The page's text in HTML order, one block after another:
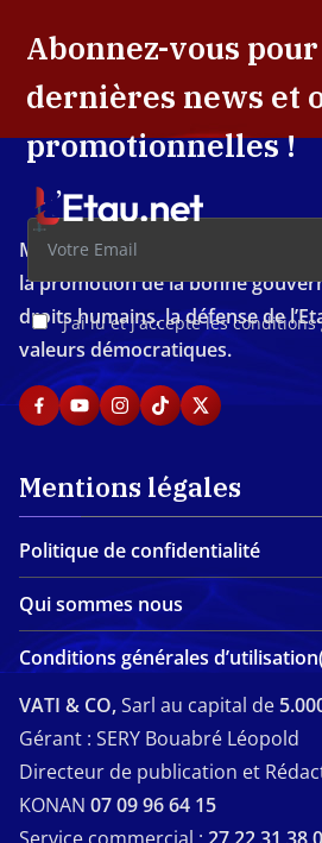
Abonnez-vous
dernières news et
promotionnelles !
J'ai lu et j'accepte les conditions
Média d'investigation ivoirien
la promotion de la bonne
droits humains, la défense de
valeurs démocratiques.
Mentions légales
Politique de confidentialité
Qui sommes nous
Conditions générales
VATI & CO,Sarl au capital de
Gérant : SERY Bouabré Léopold
Directeur de publication et
KONAN 07 09 96 64 15